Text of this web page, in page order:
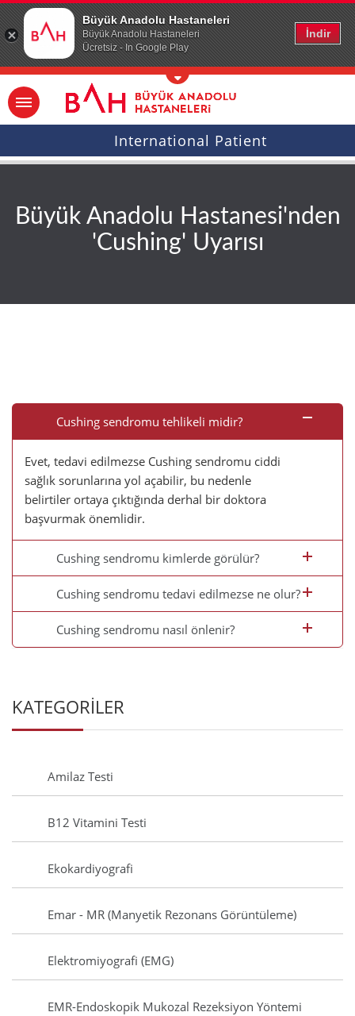
Büyük Anadolu Hastaneleri
Büyük Anadolu Hastaneleri
Ücretsiz - In Google Play
İndir
Ana icerige atla
International Patient
Büyük Anadolu Hastanesi'nden
'Cushing' Uyarısı
Cushing sendromu tehlikeli midir?
Evet, tedavi edilmezse Cushing sendromu ciddi
sağlık sorunlarına yol açabilir, bu nedenle
belirtiler ortaya çıktığında derhal bir doktora
başvurmak önemlidir.
Cushing sendromu kimlerde görülür?
Cushing sendromu tedavi edilmezse ne olur?
Cushing sendromu nasıl önlenir?
KATEGORİLER
Amilaz Testi
B12 Vitamini Testi
Ekokardiyografi
Emar - MR (Manyetik Rezonans Görüntüleme)
Elektromiyografi (EMG)
EMR-Endoskopik Mukozal Rezeksiyon Yöntemi